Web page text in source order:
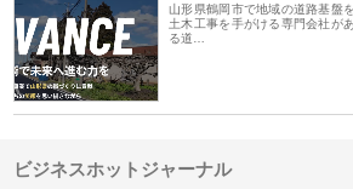
山形県鶴岡市で地域の道路基盤
土木工事を手がける専門会社が
る道…
ビジネスホットジャーナル